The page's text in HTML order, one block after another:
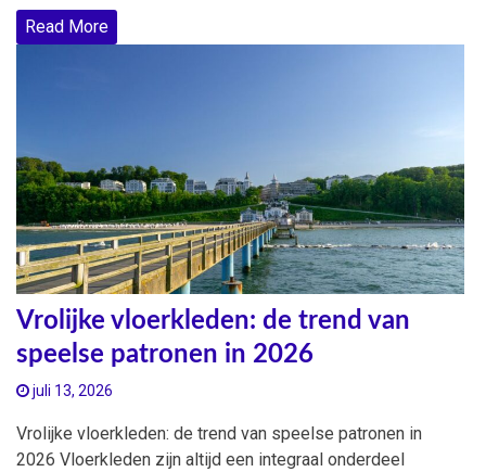
Read More
Vrolijke vloerkleden: de trend van
speelse patronen in 2026
juli 13, 2026
Vrolijke vloerkleden: de trend van speelse patronen in
2026 Vloerkleden zijn altijd een integraal onderdeel